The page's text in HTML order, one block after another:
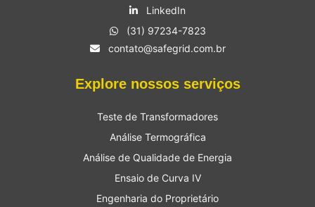
LinkedIn
(31) 97234-7823
contato@safegrid.com.br
Explore nossos serviços
Teste de Transformadores
Análise Termográfica
Análise de Qualidade de Energia
Ensaio de Curva IV
Engenharia do Proprietário